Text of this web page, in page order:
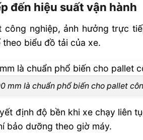
đến hiệu suất vận hành
nghiệp, ảnh hưởng trực
biểu đồ tải của xe.
mm là chuẩn phổ biến cho pallet
định độ bền khi xe chạy liên
bảo dưỡng theo giờ máy.